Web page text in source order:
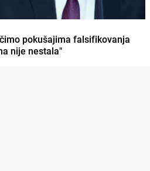
pokušajima falsifikovanja
nije nestala"